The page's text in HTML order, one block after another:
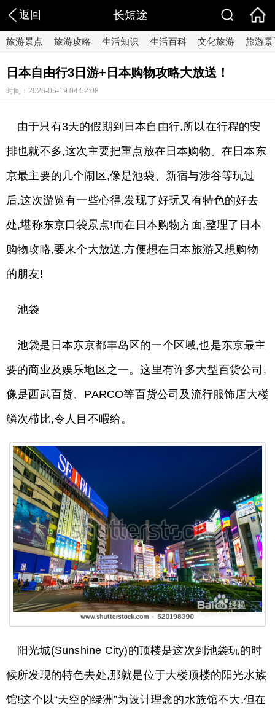
返回 长短途
旅游景点 旅游攻略 生活知识 生活百科 文化旅游 旅游景
日本自由行3日游+日本购物攻略大放送！
时间：2026-05-19 04:52:08
由于只有3天的假期到日本自由行,所以在行程的安
排也就不多,这次主要把重点放在日本购物。在日本东
京最主要的几个闹区,像是池袋、新宿与涉谷等玩过
后,这次游览有一些心得,发现了好玩又有特色的好去
处,堪称东京口袋景点!而在日本购物方面,整理了日本
购物攻略,要来个大放送,方便想在日本旅游又想购物
的朋友!
池袋
池袋是日本东京都丰岛区的一个区域,也是东京最主
要的商业及娱乐地区之一。这里有许多大型百货公司,
像是西武百货、PARCO等百货公司及流行服饰店大楼
鳞次栉比,令人目不暇给。
阳光城(Sunshine City)的顶楼是这次到池袋玩的时
候所发现的特色去处,那就是位于大楼顶楼的阳光水族
馆!这个以“天空的绿洲”为设计理念的水族馆不大,但在